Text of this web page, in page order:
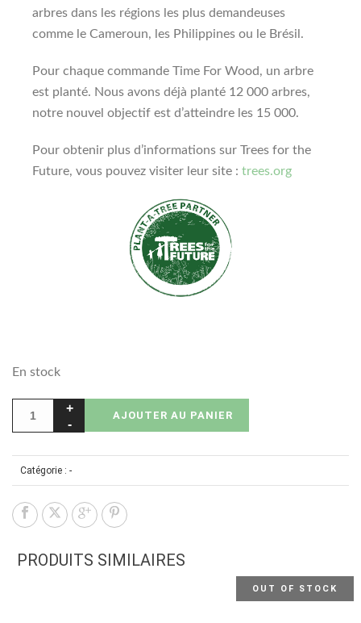
arbres dans les régions les plus demandeuses
comme le Cameroun, les Philippines ou le Brésil.
Pour chaque commande Time For Wood, un arbre
est planté. Nous avons déjà planté 12 000 arbres,
notre nouvel objectif est d’atteindre les 15 000.
Pour obtenir plus d’informations sur Trees for the
Future, vous pouvez visiter leur site : trees.org
En stock
AJOUTER AU PANIER
Catégorie : -
PRODUITS SIMILAIRES
OUT OF STOCK